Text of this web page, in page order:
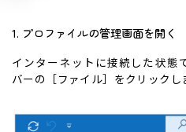
1. プロファイルの管理画面を開く
インターネットに接続した状態
バーの［ファイル］をクリックし